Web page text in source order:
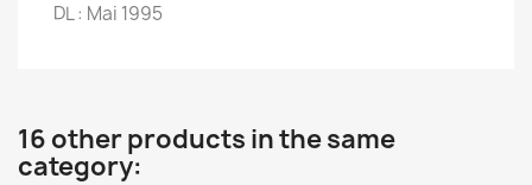
DL : Mai 1995
16 other products in the same
category: